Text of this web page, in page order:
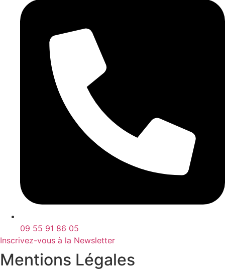
09 55 91 86 05
Inscrivez-vous à la Newsletter
Mentions Légales